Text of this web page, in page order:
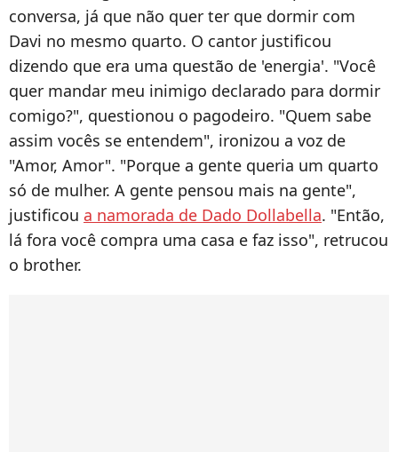
conversa, já que não quer ter que dormir com
Davi no mesmo quarto. O cantor justificou
dizendo que era uma questão de 'energia'. "Você
quer mandar meu inimigo declarado para dormir
comigo?", questionou o pagodeiro. "Quem sabe
assim vocês se entendem", ironizou a voz de
"Amor, Amor". "Porque a gente queria um quarto
só de mulher. A gente pensou mais na gente",
justificou a namorada de Dado Dollabella. "Então,
lá fora você compra uma casa e faz isso", retrucou
o brother.